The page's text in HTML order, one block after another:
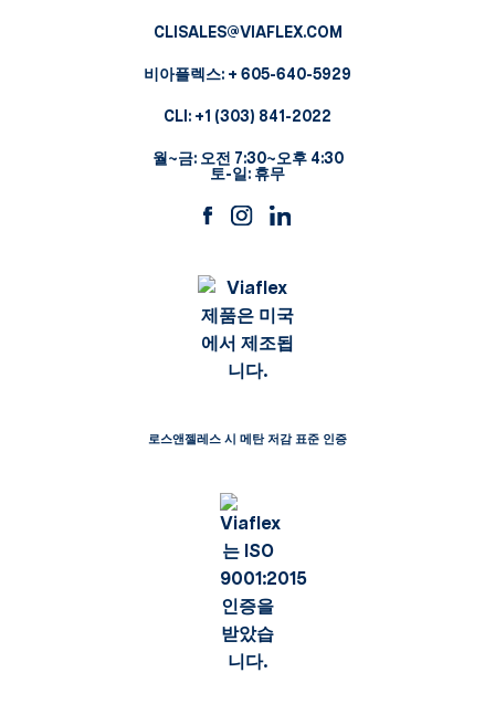
CLISALES@VIAFLEX.COM
비아플렉스: + 605-640-5929
CLI: +1 (303) 841-2022
월~금: 오전 7:30~오후 4:30
토-일: 휴무
로스앤젤레스 시 메탄 저감 표준 인증